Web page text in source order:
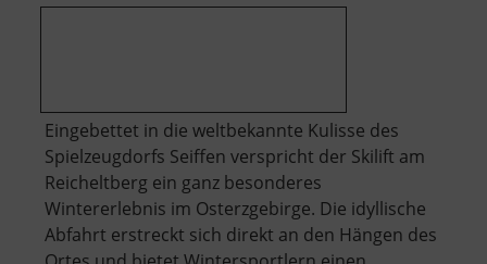
Eingebettet in die weltbekannte Kulisse des
Spielzeugdorfs Seiffen verspricht der Skilift am
Reicheltberg ein ganz besonderes
Wintererlebnis im Osterzgebirge. Die idyllische
Abfahrt erstreckt sich direkt an den Hängen des